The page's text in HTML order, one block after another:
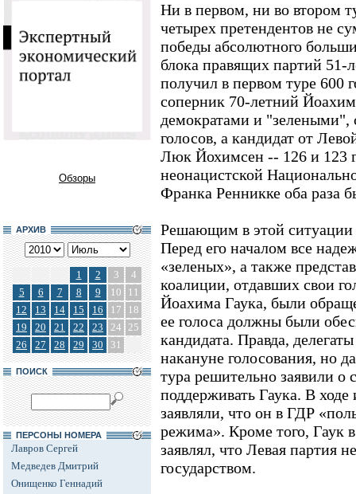
Обзоры
АРХИВ
1 2 3
4
5
6 7 8 9 10
11
12
13 14 15 16 17
18
19
20 21 22 23 24 25
26
27 28 29 30 31
ПОИСК
ПЕРСОНЫ НОМЕРА
Лавров Сергей
Медведев Дмитрий
Онищенко Геннадий
Ни в первом, ни во втором
четырех претендентов не
победы абсолютного
блока правящих партий
получил в первом туре 600
соперник 70-летний
демократами и "зелеными",
голосов, а кандидат от
Люк Йохимсен -- 126 и 123
неонацистской
Франка Ренникке оба раза
Решающим в этой ситуации
Перед его началом все
«зеленых», а также
коалиции, отдавших свои
Йоахима Гаука, были
ее голоса должны были
кандидата. Правда,
накануне голосования, но
тура решительно заявили о
поддерживать Гаука. В
заявляли, что он в ГДР
режима». Кроме того, Гаук
заявлял, что Левая партия
государством.